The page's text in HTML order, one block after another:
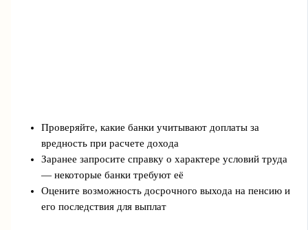
Проверяйте, какие банки учитывают доплаты за
вредность при расчете дохода
Заранее запросите справку о характере условий труда
— некоторые банки требуют её
Оцените возможность досрочного выхода на пенсию и
его последствия для выплат